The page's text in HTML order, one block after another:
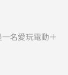
名愛玩電動＋